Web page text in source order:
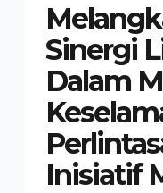
Sinergi
Dalam
Inisiatif